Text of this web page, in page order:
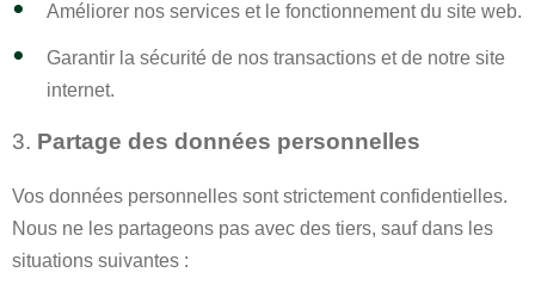
Améliorer nos services et le fonctionnement du site web.
Garantir la sécurité de nos transactions et de notre site
internet.
3. Partage des données personnelles
Vos données personnelles sont strictement confidentielles.
Nous ne les partageons pas avec des tiers, sauf dans les
situations suivantes :